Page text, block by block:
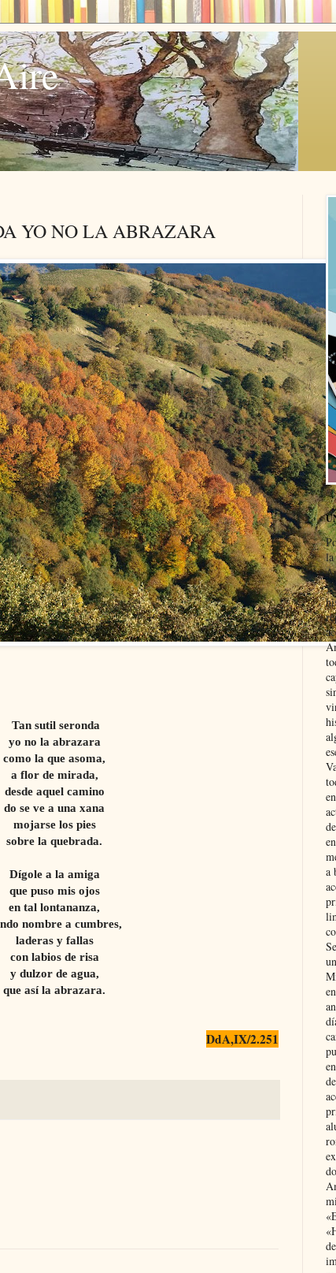
YO NO LA ABRAZARA
Tan sutil seronda
yo no la abrazara
como la que asoma,
a flor de mirada,
desde aquel camino
do se ve a una xana
mojarse los pies
sobre la quebrada.
Dígole a la amiga
que puso mis ojos
en tal lontananza,
nombre a cumbres,
laderas y fallas
con labios de risa
y dulzor de agua,
que así la abrazara.
DdA,IX/2.251
y
a